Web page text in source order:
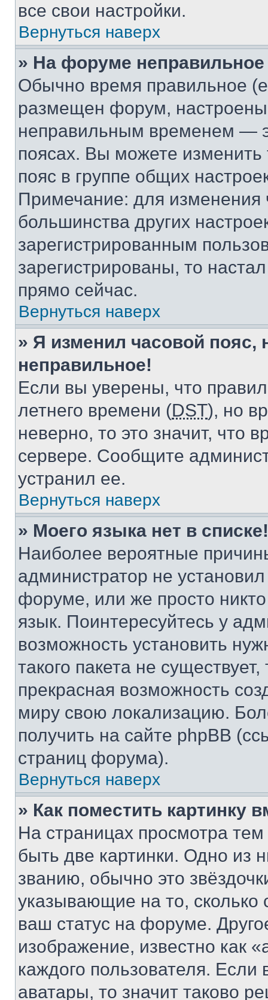
все свои настройки.
Вернуться наверх
» На форуме
Обычно время правильное
размещен форум, настроены
неправильным временем —
поясах. Вы можете изменить
пояс в группе общих
Примечание: для изменения
большинства других
зарегистрированным
зарегистрированы, то
прямо сейчас.
Вернуться наверх
» Я изменил часовой пояс,
неправильное!
Если вы уверены, что
летнего времени (DST), но
неверно, то это значит, что
сервере. Сообщите
устранил ее.
Вернуться наверх
» Моего языка нет в списке!
Наиболее вероятные
администратор не
форуме, или же просто
язык. Поинтересуйтесь у
возможность установить
такого пакета не
прекрасная возможность
миру свою локализацию.
получить на сайте phpBB
страниц форума).
Вернуться наверх
» Как поместить картинку
На страницах просмотра
быть две картинки. Одно из
званию, обычно это
указывающие на то,
ваш статус на форуме.
изображение, известно как
каждого пользователя.
аватары, то значит таково